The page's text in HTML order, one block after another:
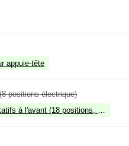
appuie-tête
positions électrique)
à l'avant (18 positions,